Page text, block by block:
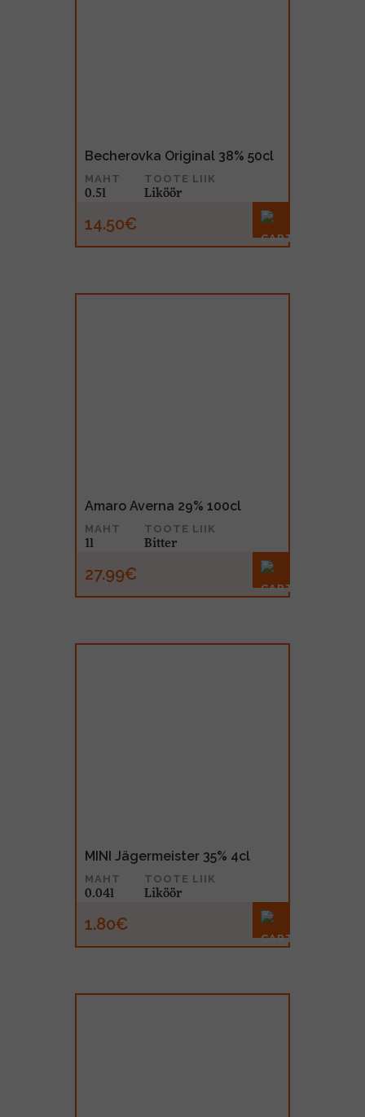
Becherovka Original 38% 50cl
MAHT
0.5l
TOOTE LIIK
Liköör
14.50€
Amaro Averna 29% 100cl
MAHT
1l
TOOTE LIIK
Bitter
27.99€
MINI Jägermeister 35% 4cl
MAHT
0.04l
TOOTE LIIK
Liköör
1.80€